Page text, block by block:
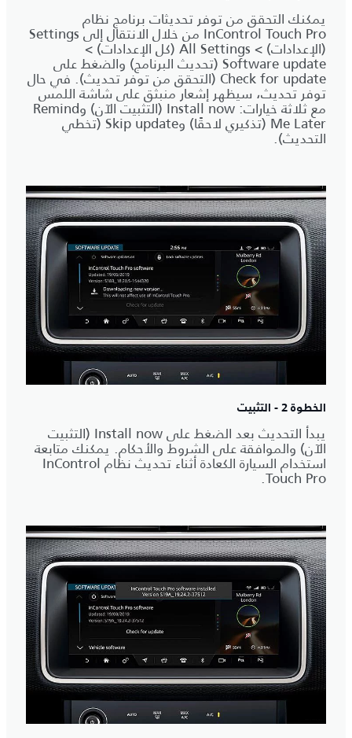
يمكنك التحقق من توفر تحديثات برنامج نظام
InControl Touch Pro من خلال الانتقال إلى Settings
(الإعدادات) > All Settings (كل الإعدادات) >
Software update (تحديث البرنامج) والضغط على
Check for update (التحقق من توفر تحديث). في حال
توفر تحديث، سيظهر إشعار منبثق على شاشة اللمس
مع ثلاثة خيارات: Install now (التثبيت الآن) وRemind
Me Later (تذكيري لاحقًا) وSkip update (تخطي
التحديث).
الخطوة 2 - التثبيت
يبدأ التحديث بعد الضغط على Install now (التثبيت
الآن) والموافقة على الشروط والأحكام. يمكنك متابعة
استخدام السيارة الكعادة أثناء تحديث نظام InControl
Touch Pro.